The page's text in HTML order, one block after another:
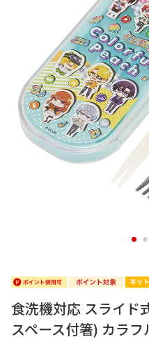
1 2
食洗機対応 スライド
スペース付箸) カラ